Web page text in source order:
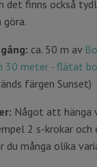
det finns också
göra.
ca. 50 m av
30 meter - flätat
färgen Sunset)
Något att hänga
2 s-krokar och
du många olika